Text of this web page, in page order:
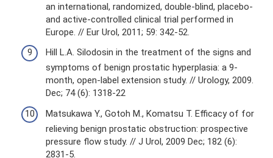
an international, randomized, double-blind, placebo-
and active-controlled clinical trial performed in
Europe. // Eur Urol, 2011; 59: 342-52.
Hill L.A. Silodosin in the treatment of the signs and
symptoms of benign prostatic hyperplasia: a 9-
month, open-label extension study. // Urology, 2009.
Dec; 74 (6): 1318-22
Matsukawa Y., Gotoh M., Komatsu T. Efficacy of for
relieving benign prostatic obstruction: prospective
pressure flow study. // J Urol, 2009 Dec; 182 (6):
2831-5.